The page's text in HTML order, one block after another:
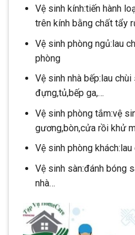
Vệ sinh kính:tiến hành
trên kính bằng chất tẩy
Vệ sinh phòng ngủ:lau
phòng
Vệ sinh nhà bếp:lau
đựng,tủ,bếp ga,…
Vệ sinh phòng tắm:vệ
gương,bòn,cửa rồi khử
Vệ sinh phòng
Vệ sinh sàn:đánh bóng
nhà…